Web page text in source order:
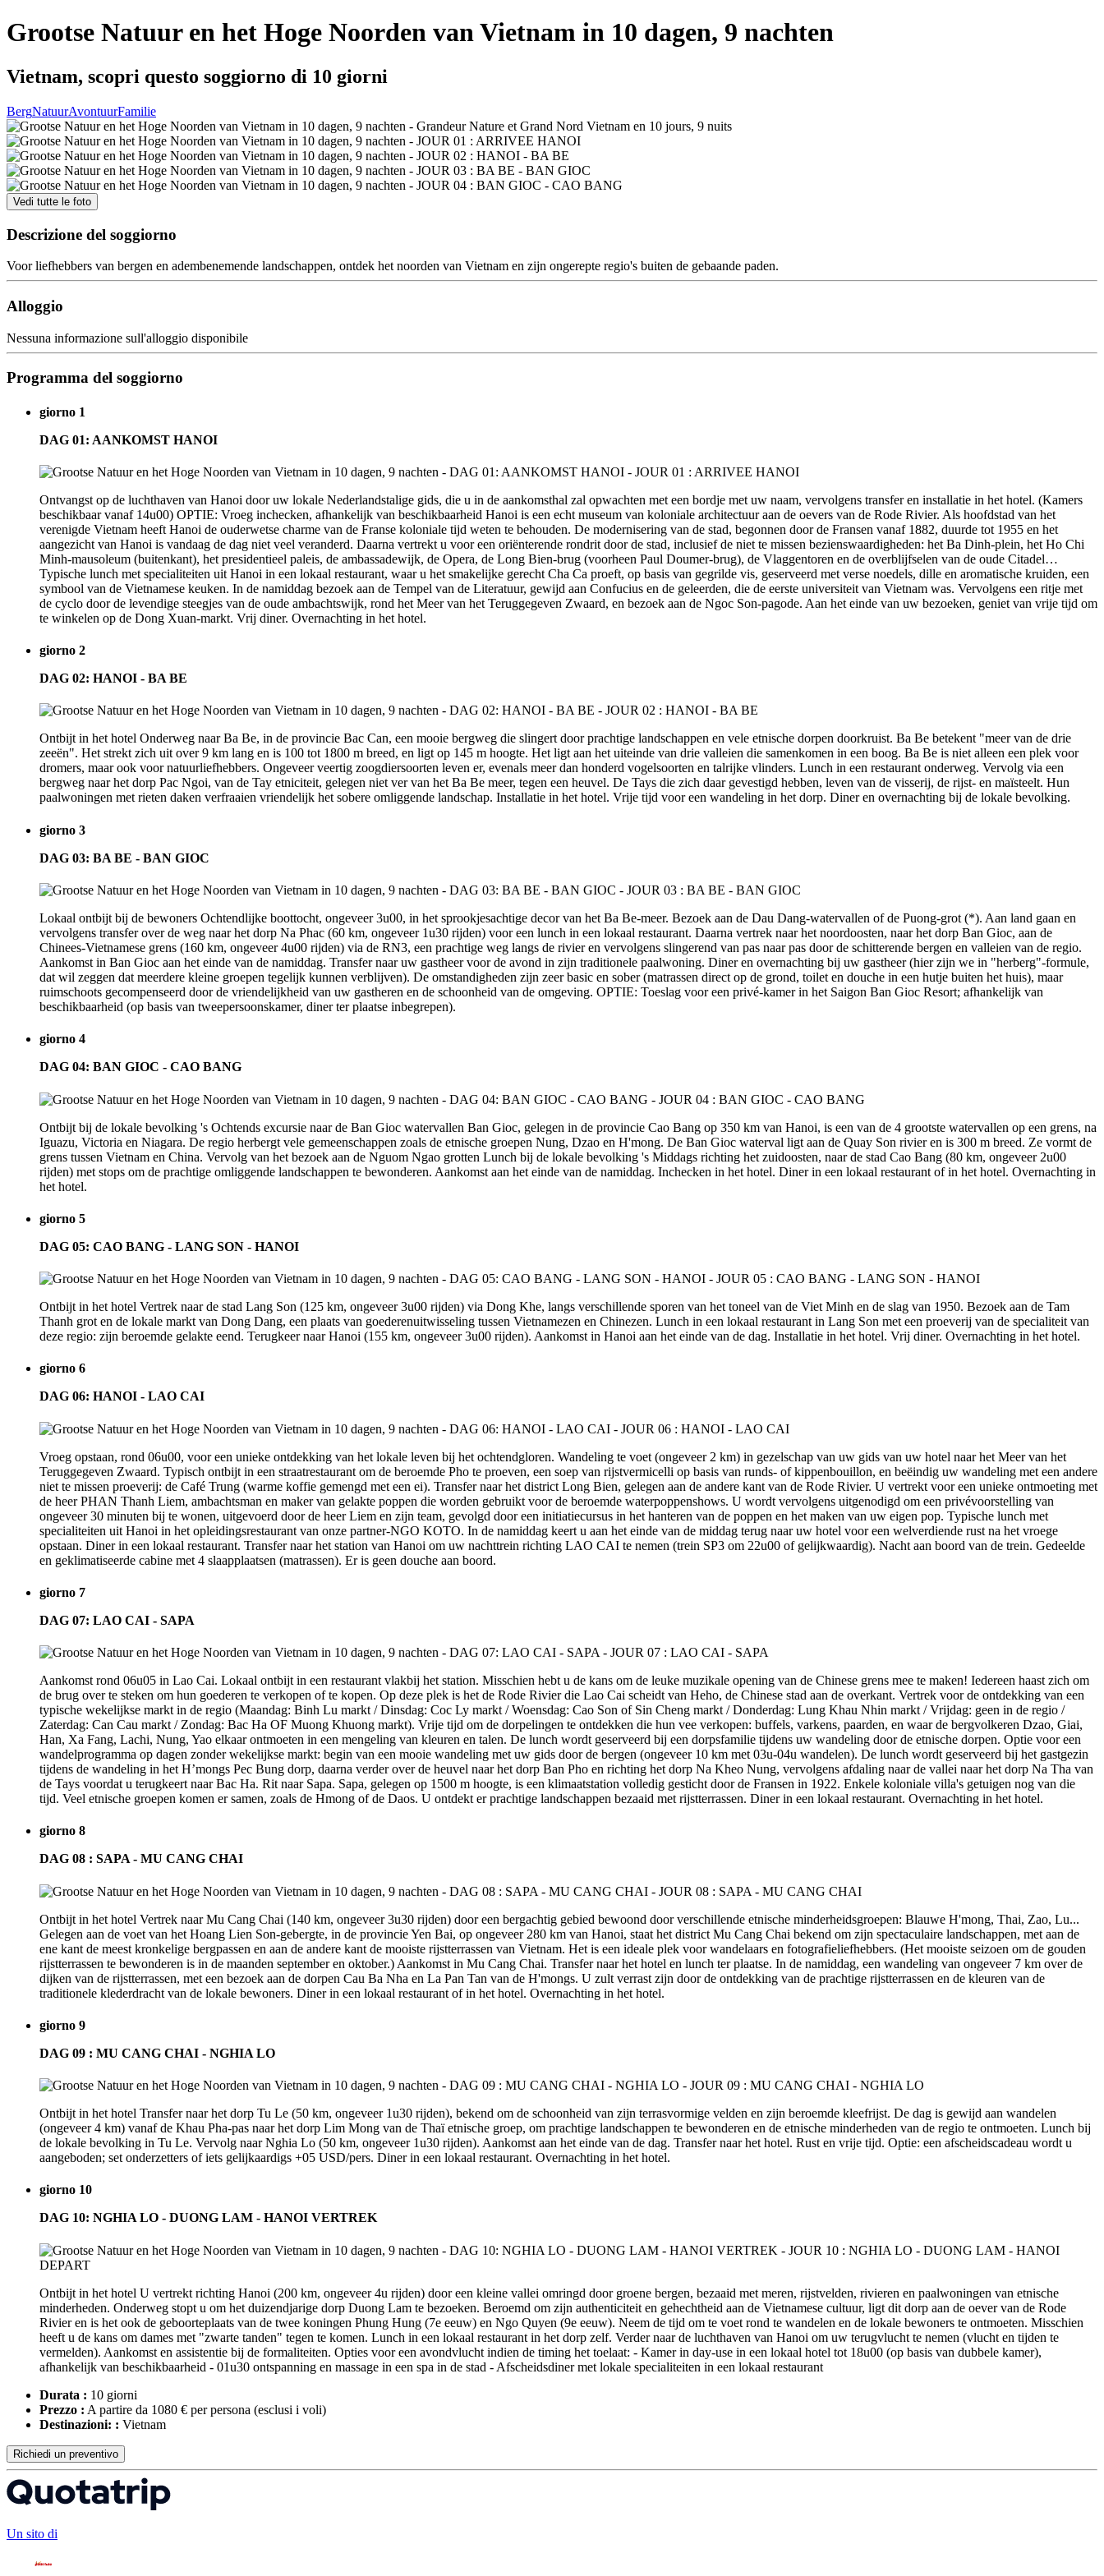
Grootse Natuur en het Hoge Noorden van Vietnam in 10 dagen, 9 nachten
Vietnam, scopri questo soggiorno di 10 giorni
BergNatuurAvontuurFamilie
Vedi tutte le foto
Descrizione del soggiorno
Voor liefhebbers van bergen en adembenemende landschappen, ontdek het noorden van Vietnam en zijn ongerepte regio's buiten de gebaande paden.
Alloggio
Nessuna informazione sull'alloggio disponibile
Programma del soggiorno
giorno 1
DAG 01: AANKOMST HANOI
Ontvangst op de luchthaven van Hanoi door uw lokale Nederlandstalige gids, die u in de aankomsthal zal opwachten met een bordje met uw naam, vervolgens transfer en installatie in het hotel. (Kamers
beschikbaar vanaf 14u00) OPTIE: Vroeg inchecken, afhankelijk van beschikbaarheid Hanoi is een echt museum van koloniale architectuur aan de oevers van de Rode Rivier. Als hoofdstad van het
verenigde Vietnam heeft Hanoi de ouderwetse charme van de Franse koloniale tijd weten te behouden. De modernisering van de stad, begonnen door de Fransen vanaf 1882, duurde tot 1955 en het
aangezicht van Hanoi is vandaag de dag niet veel veranderd. Daarna vertrekt u voor een oriënterende rondrit door de stad, inclusief de niet te missen bezienswaardigheden: het Ba Dinh-plein, het Ho Chi
Minh-mausoleum (buitenkant), het presidentieel paleis, de ambassadewijk, de Opera, de Long Bien-brug (voorheen Paul Doumer-brug), de Vlaggentoren en de overblijfselen van de oude Citadel…
Typische lunch met specialiteiten uit Hanoi in een lokaal restaurant, waar u het smakelijke gerecht Cha Ca proeft, op basis van gegrilde vis, geserveerd met verse noedels, dille en aromatische kruiden, een
symbool van de Vietnamese keuken. In de namiddag bezoek aan de Tempel van de Literatuur, gewijd aan Confucius en de geleerden, die de eerste universiteit van Vietnam was. Vervolgens een ritje met
de cyclo door de levendige steegjes van de oude ambachtswijk, rond het Meer van het Teruggegeven Zwaard, en bezoek aan de Ngoc Son-pagode. Aan het einde van uw bezoeken, geniet van vrije tijd om
te winkelen op de Dong Xuan-markt. Vrij diner. Overnachting in het hotel.
giorno 2
DAG 02: HANOI - BA BE
Ontbijt in het hotel Onderweg naar Ba Be, in de provincie Bac Can, een mooie bergweg die slingert door prachtige landschappen en vele etnische dorpen doorkruist. Ba Be betekent "meer van de drie
zeeën". Het strekt zich uit over 9 km lang en is 100 tot 1800 m breed, en ligt op 145 m hoogte. Het ligt aan het uiteinde van drie valleien die samenkomen in een boog. Ba Be is niet alleen een plek voor
dromers, maar ook voor natuurliefhebbers. Ongeveer veertig zoogdiersoorten leven er, evenals meer dan honderd vogelsoorten en talrijke vlinders. Lunch in een restaurant onderweg. Vervolg via een
bergweg naar het dorp Pac Ngoi, van de Tay etniciteit, gelegen niet ver van het Ba Be meer, tegen een heuvel. De Tays die zich daar gevestigd hebben, leven van de visserij, de rijst- en maïsteelt. Hun
paalwoningen met rieten daken verfraaien vriendelijk het sobere omliggende landschap. Installatie in het hotel. Vrije tijd voor een wandeling in het dorp. Diner en overnachting bij de lokale bevolking.
giorno 3
DAG 03: BA BE - BAN GIOC
Lokaal ontbijt bij de bewoners Ochtendlijke boottocht, ongeveer 3u00, in het sprookjesachtige decor van het Ba Be-meer. Bezoek aan de Dau Dang-watervallen of de Puong-grot (*). Aan land gaan en
vervolgens transfer over de weg naar het dorp Na Phac (60 km, ongeveer 1u30 rijden) voor een lunch in een lokaal restaurant. Daarna vertrek naar het noordoosten, naar het dorp Ban Gioc, aan de
Chinees-Vietnamese grens (160 km, ongeveer 4u00 rijden) via de RN3, een prachtige weg langs de rivier en vervolgens slingerend van pas naar pas door de schitterende bergen en valleien van de regio.
Aankomst in Ban Gioc aan het einde van de namiddag. Transfer naar uw gastheer voor de avond in zijn traditionele paalwoning. Diner en overnachting bij uw gastheer (hier zijn we in "herberg"-formule,
dat wil zeggen dat meerdere kleine groepen tegelijk kunnen verblijven). De omstandigheden zijn zeer basic en sober (matrassen direct op de grond, toilet en douche in een hutje buiten het huis), maar
ruimschoots gecompenseerd door de vriendelijkheid van uw gastheren en de schoonheid van de omgeving. OPTIE: Toeslag voor een privé-kamer in het Saigon Ban Gioc Resort; afhankelijk van
beschikbaarheid (op basis van tweepersoonskamer, diner ter plaatse inbegrepen).
giorno 4
DAG 04: BAN GIOC - CAO BANG
Ontbijt bij de lokale bevolking 's Ochtends excursie naar de Ban Gioc watervallen Ban Gioc, gelegen in de provincie Cao Bang op 350 km van Hanoi, is een van de 4 grootste watervallen op een grens, na
Iguazu, Victoria en Niagara. De regio herbergt vele gemeenschappen zoals de etnische groepen Nung, Dzao en H'mong. De Ban Gioc waterval ligt aan de Quay Son rivier en is 300 m breed. Ze vormt de
grens tussen Vietnam en China. Vervolg van het bezoek aan de Nguom Ngao grotten Lunch bij de lokale bevolking 's Middags richting het zuidoosten, naar de stad Cao Bang (80 km, ongeveer 2u00
rijden) met stops om de prachtige omliggende landschappen te bewonderen. Aankomst aan het einde van de namiddag. Inchecken in het hotel. Diner in een lokaal restaurant of in het hotel. Overnachting in
het hotel.
giorno 5
DAG 05: CAO BANG - LANG SON - HANOI
Ontbijt in het hotel Vertrek naar de stad Lang Son (125 km, ongeveer 3u00 rijden) via Dong Khe, langs verschillende sporen van het toneel van de Viet Minh en de slag van 1950. Bezoek aan de Tam
Thanh grot en de lokale markt van Dong Dang, een plaats van goederenuitwisseling tussen Vietnamezen en Chinezen. Lunch in een lokaal restaurant in Lang Son met een proeverij van de specialiteit van
deze regio: zijn beroemde gelakte eend. Terugkeer naar Hanoi (155 km, ongeveer 3u00 rijden). Aankomst in Hanoi aan het einde van de dag. Installatie in het hotel. Vrij diner. Overnachting in het hotel.
giorno 6
DAG 06: HANOI - LAO CAI
Vroeg opstaan, rond 06u00, voor een unieke ontdekking van het lokale leven bij het ochtendgloren. Wandeling te voet (ongeveer 2 km) in gezelschap van uw gids van uw hotel naar het Meer van het
Teruggegeven Zwaard. Typisch ontbijt in een straatrestaurant om de beroemde Pho te proeven, een soep van rijstvermicelli op basis van runds- of kippenbouillon, en beëindig uw wandeling met een andere
niet te missen proeverij: de Café Trung (warme koffie gemengd met een ei). Transfer naar het district Long Bien, gelegen aan de andere kant van de Rode Rivier. U vertrekt voor een unieke ontmoeting met
de heer PHAN Thanh Liem, ambachtsman en maker van gelakte poppen die worden gebruikt voor de beroemde waterpoppenshows. U wordt vervolgens uitgenodigd om een privévoorstelling van
ongeveer 30 minuten bij te wonen, uitgevoerd door de heer Liem en zijn team, gevolgd door een initiatiecursus in het hanteren van de poppen en het maken van uw eigen pop. Typische lunch met
specialiteiten uit Hanoi in het opleidingsrestaurant van onze partner-NGO KOTO. In de namiddag keert u aan het einde van de middag terug naar uw hotel voor een welverdiende rust na het vroege
opstaan. Diner in een lokaal restaurant. Transfer naar het station van Hanoi om uw nachttrein richting LAO CAI te nemen (trein SP3 om 22u00 of gelijkwaardig). Nacht aan boord van de trein. Gedeelde
en geklimatiseerde cabine met 4 slaapplaatsen (matrassen). Er is geen douche aan boord.
giorno 7
DAG 07: LAO CAI - SAPA
Aankomst rond 06u05 in Lao Cai. Lokaal ontbijt in een restaurant vlakbij het station. Misschien hebt u de kans om de leuke muzikale opening van de Chinese grens mee te maken! Iedereen haast zich om
de brug over te steken om hun goederen te verkopen of te kopen. Op deze plek is het de Rode Rivier die Lao Cai scheidt van Heho, de Chinese stad aan de overkant. Vertrek voor de ontdekking van een
typische wekelijkse markt in de regio (Maandag: Binh Lu markt / Dinsdag: Coc Ly markt / Woensdag: Cao Son of Sin Cheng markt / Donderdag: Lung Khau Nhin markt / Vrijdag: geen in de regio /
Zaterdag: Can Cau markt / Zondag: Bac Ha OF Muong Khuong markt). Vrije tijd om de dorpelingen te ontdekken die hun vee verkopen: buffels, varkens, paarden, en waar de bergvolkeren Dzao, Giai,
Han, Xa Fang, Lachi, Nung, Yao elkaar ontmoeten in een mengeling van kleuren en talen. De lunch wordt geserveerd bij een dorpsfamilie tijdens uw wandeling door de etnische dorpen. Optie voor een
wandelprogramma op dagen zonder wekelijkse markt: begin van een mooie wandeling met uw gids door de bergen (ongeveer 10 km met 03u-04u wandelen). De lunch wordt geserveerd bij het gastgezin
tijdens de wandeling in het H’mongs Pec Bung dorp, daarna verder over de heuvel naar het dorp Ban Pho en richting het dorp Na Kheo Nung, vervolgens afdaling naar de vallei naar het dorp Na Tha van
de Tays voordat u terugkeert naar Bac Ha. Rit naar Sapa. Sapa, gelegen op 1500 m hoogte, is een klimaatstation volledig gesticht door de Fransen in 1922. Enkele koloniale villa's getuigen nog van die
tijd. Veel etnische groepen komen er samen, zoals de Hmong of de Daos. U ontdekt er prachtige landschappen bezaaid met rijstterrassen. Diner in een lokaal restaurant. Overnachting in het hotel.
giorno 8
DAG 08 : SAPA - MU CANG CHAI
Ontbijt in het hotel Vertrek naar Mu Cang Chai (140 km, ongeveer 3u30 rijden) door een bergachtig gebied bewoond door verschillende etnische minderheidsgroepen: Blauwe H'mong, Thai, Zao, Lu...
Gelegen aan de voet van het Hoang Lien Son-gebergte, in de provincie Yen Bai, op ongeveer 280 km van Hanoi, staat het district Mu Cang Chai bekend om zijn spectaculaire landschappen, met aan de
ene kant de meest kronkelige bergpassen en aan de andere kant de mooiste rijstterrassen van Vietnam. Het is een ideale plek voor wandelaars en fotografieliefhebbers. (Het mooiste seizoen om de gouden
rijstterrassen te bewonderen is in de maanden september en oktober.) Aankomst in Mu Cang Chai. Transfer naar het hotel en lunch ter plaatse. In de namiddag, een wandeling van ongeveer 7 km over de
dijken van de rijstterrassen, met een bezoek aan de dorpen Cau Ba Nha en La Pan Tan van de H'mongs. U zult verrast zijn door de ontdekking van de prachtige rijstterrassen en de kleuren van de
traditionele klederdracht van de lokale bewoners. Diner in een lokaal restaurant of in het hotel. Overnachting in het hotel.
giorno 9
DAG 09 : MU CANG CHAI - NGHIA LO
Ontbijt in het hotel Transfer naar het dorp Tu Le (50 km, ongeveer 1u30 rijden), bekend om de schoonheid van zijn terrasvormige velden en zijn beroemde kleefrijst. De dag is gewijd aan wandelen
(ongeveer 4 km) vanaf de Khau Pha-pas naar het dorp Lim Mong van de Thaï etnische groep, om prachtige landschappen te bewonderen en de etnische minderheden van de regio te ontmoeten. Lunch bij
de lokale bevolking in Tu Le. Vervolg naar Nghia Lo (50 km, ongeveer 1u30 rijden). Aankomst aan het einde van de dag. Transfer naar het hotel. Rust en vrije tijd. Optie: een afscheidscadeau wordt u
aangeboden; set onderzetters of iets gelijkaardigs +05 USD/pers. Diner in een lokaal restaurant. Overnachting in het hotel.
giorno 10
DAG 10: NGHIA LO - DUONG LAM - HANOI VERTREK
Ontbijt in het hotel U vertrekt richting Hanoi (200 km, ongeveer 4u rijden) door een kleine vallei omringd door groene bergen, bezaaid met meren, rijstvelden, rivieren en paalwoningen van etnische
minderheden. Onderweg stopt u om het duizendjarige dorp Duong Lam te bezoeken. Beroemd om zijn authenticiteit en gehechtheid aan de Vietnamese cultuur, ligt dit dorp aan de oever van de Rode
Rivier en is het ook de geboorteplaats van de twee koningen Phung Hung (7e eeuw) en Ngo Quyen (9e eeuw). Neem de tijd om te voet rond te wandelen en de lokale bewoners te ontmoeten. Misschien
heeft u de kans om dames met "zwarte tanden" tegen te komen. Lunch in een lokaal restaurant in het dorp zelf. Verder naar de luchthaven van Hanoi om uw terugvlucht te nemen (vlucht en tijden te
vermelden). Aankomst en assistentie bij de formaliteiten. Opties voor een avondvlucht indien de timing het toelaat: - Kamer in day-use in een lokaal hotel tot 18u00 (op basis van dubbele kamer),
afhankelijk van beschikbaarheid - 01u30 ontspanning en massage in een spa in de stad - Afscheidsdiner met lokale specialiteiten in een lokaal restaurant
Durata : 10 giorni
Prezzo : A partire da 1080 € per persona (esclusi i voli)
Destinazioni: : Vietnam
Richiedi un preventivo
Un sito di